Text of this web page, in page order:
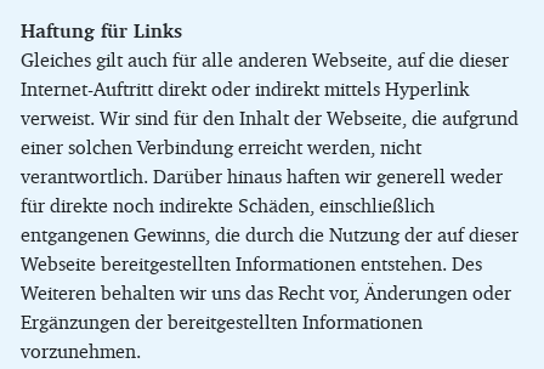
Haftung für Links
Gleiches gilt auch für alle anderen Webseite, auf die dieser
Internet-Auftritt direkt oder indirekt mittels Hyperlink
verweist. Wir sind für den Inhalt der Webseite, die aufgrund
einer solchen Verbindung erreicht werden, nicht
verantwortlich. Darüber hinaus haften wir generell weder
für direkte noch indirekte Schäden, einschließlich
entgangenen Gewinns, die durch die Nutzung der auf dieser
Webseite bereitgestellten Informationen entstehen. Des
Weiteren behalten wir uns das Recht vor, Änderungen oder
Ergänzungen der bereitgestellten Informationen
vorzunehmen.